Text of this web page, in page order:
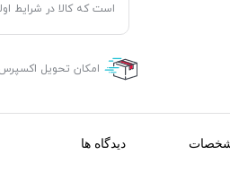
است که کالا در شرایط
امکان تحویل
دیدگاه ها